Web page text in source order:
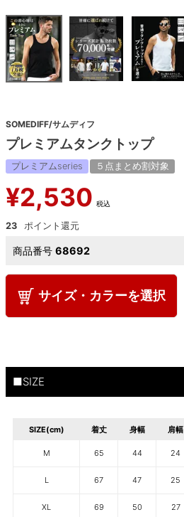
SOMEDIFF/サムディフ
プレミアムタンクトップ
プレミアムseries ５点まとめ割対象
¥2,530 税込
23
商品番号 68692
サイズ・カラーを選択
■SIZE
SIZE(cm) 着丈 身幅 肩幅
M 65 44 24
L 67 47 25
XL 69 50 27